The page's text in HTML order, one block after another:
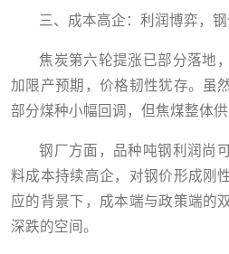
三、成本高企：利润博弈，
焦炭第六轮提涨已部分落地
加限产预期，价格韧性犹存。虽
部分煤种小幅回调，但焦煤整体供
钢厂方面，品种吨钢利润尚
料成本持续高企，对钢价形成刚
应的背景下，成本端与政策端的
深跌的空间。